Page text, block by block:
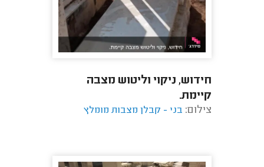
חידוש, ניקוי וליטוש מצבה
קיימת.
צילום: בני - קבלן מצבות מומלץ